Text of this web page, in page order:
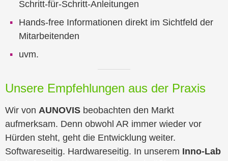
Schritt-für-Schritt-Anleitungen
Hands-free Informationen direkt im Sichtfeld der
Mitarbeitenden
uvm.
Unsere Empfehlungen aus der Praxis
Wir von AUNOVIS beobachten den Markt
aufmerksam. Denn obwohl AR immer wieder vor
Hürden steht, geht die Entwicklung weiter.
Softwareseitig. Hardwareseitig. In unserem Inno-Lab